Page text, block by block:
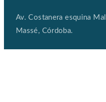
Av. Costanera esquina
Massé, Córdoba.